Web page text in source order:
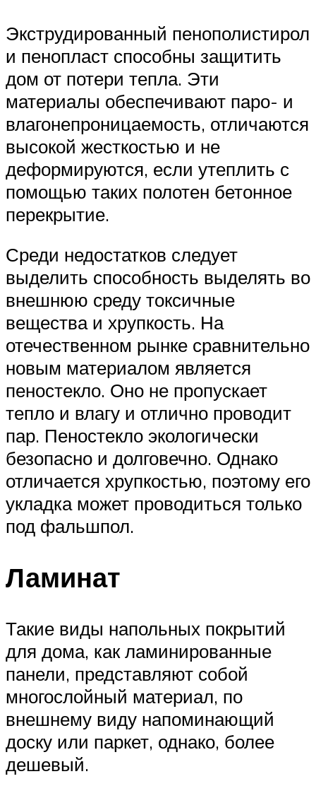
Экструдированный пенополистирол
и пенопласт способны защитить
дом от потери тепла. Эти
материалы обеспечивают паро- и
влагонепроницаемость, отличаются
высокой жесткостью и не
деформируются, если утеплить с
помощью таких полотен бетонное
перекрытие.
Среди недостатков следует
выделить способность выделять во
внешнюю среду токсичные
вещества и хрупкость. На
отечественном рынке сравнительно
новым материалом является
пеностекло. Оно не пропускает
тепло и влагу и отлично проводит
пар. Пеностекло экологически
безопасно и долговечно. Однако
отличается хрупкостью, поэтому его
укладка может проводиться только
под фальшпол.
Ламинат
Такие виды напольных покрытий
для дома, как ламинированные
панели, представляют собой
многослойный материал, по
внешнему виду напоминающий
доску или паркет, однако, более
дешевый.